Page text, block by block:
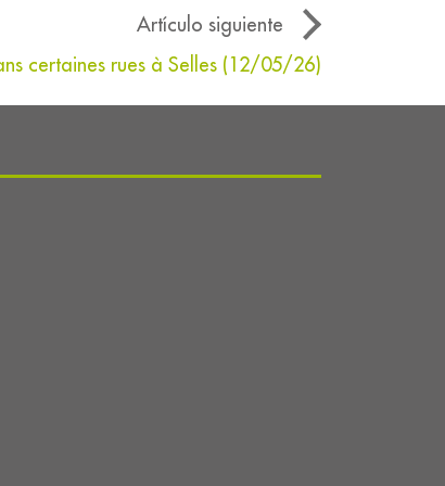
Artículo siguiente
certaines rues à Selles (12/05/26)